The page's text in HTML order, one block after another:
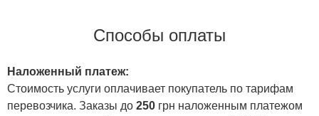
Способы оплаты
Наложенный платеж:
Стоимость услуги оплачивает покупатель по тарифам
перевозчика. Заказы до 250 грн наложенным платежом